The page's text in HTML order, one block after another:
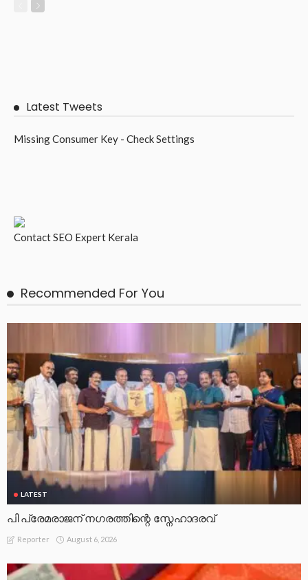
Latest Tweets
Missing Consumer Key - Check Settings
ContactSEO Expert Kerala
Recommended For You
LATEST
പി പ്രേമരാജന് നഗരത്തിന്റെ സ്നേഹാദരവ്
Reporter August 6, 2026